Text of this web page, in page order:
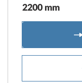
2200 mm